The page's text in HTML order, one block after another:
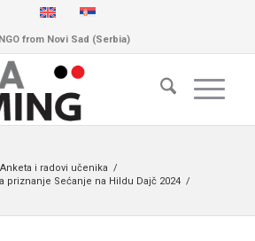
from Novi Sad (Serbia)
Anketa i radovi učenika /
priznanje Sećanje na Hildu Dajč 2024 /